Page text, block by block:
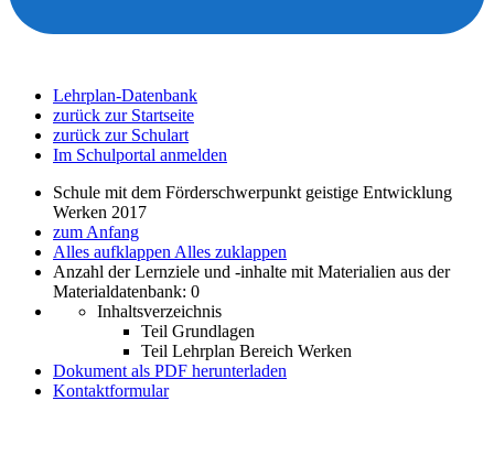
Lehrplan-Datenbank
zurück zur Startseite
zurück zur Schulart
Im Schulportal anmelden
Schule mit dem Förderschwerpunkt geistige Entwicklung
Werken 2017
zum Anfang
Alles aufklappen Alles zuklappen
Anzahl der Lernziele und -inhalte mit Materialien aus der
Materialdatenbank: 0
Inhaltsverzeichnis
Teil Grundlagen
Teil Lehrplan Bereich Werken
Dokument als PDF herunterladen
Kontaktformular